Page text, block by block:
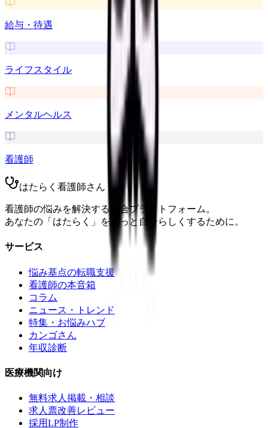
給与・待遇
ライフスタイル
メンタルヘルス
看護師
はたらく看護師さん
看護師の悩みを解決する総合プラットフォーム。
あなたの「はたらく」をもっと自分らしくするために。
サービス
悩み基点の転職支援
看護師の本音箱
コラム
ニュース・トレンド
特集・お悩みハブ
カンゴさん
年収診断
医療機関向け
無料求人掲載・相談
求人票改善レビュー
採用LP制作